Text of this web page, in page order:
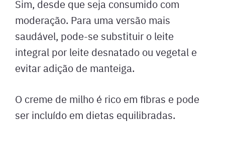
Sim, desde que seja consumido com
moderação. Para uma versão mais
saudável, pode-se substituir o leite
integral por leite desnatado ou vegetal e
evitar adição de manteiga.
O creme de milho é rico em fibras e pode
ser incluído em dietas equilibradas.